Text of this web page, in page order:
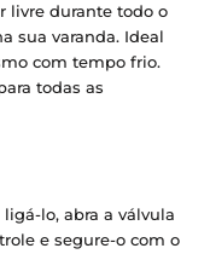
livre durante todo o
sua varanda. Ideal
com tempo frio.
todas as
lo, abra a válvula
e segure-o com o